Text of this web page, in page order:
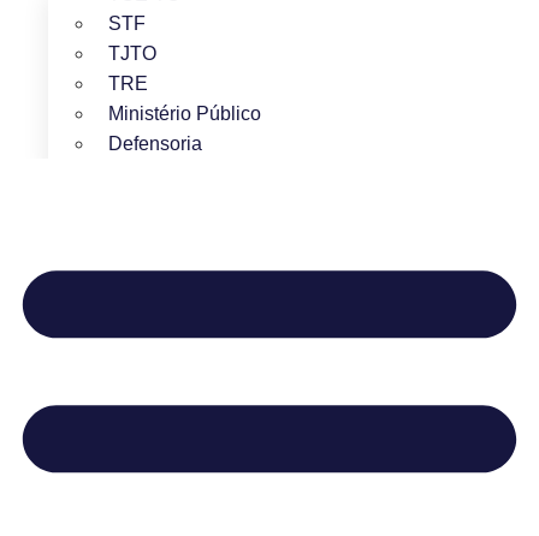
STF
TJTO
TRE
Ministério Público
Defensoria